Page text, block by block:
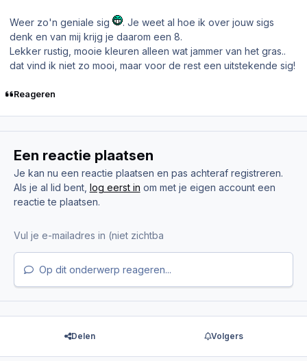
Weer zo'n geniale sig
. Je weet al hoe ik over jouw sigs
denk en van mij krijg je daarom een 8.
Lekker rustig, mooie kleuren alleen wat jammer van het gras..
dat vind ik niet zo mooi, maar voor de rest een uitstekende sig!
Reageren
Een reactie plaatsen
Je kan nu een reactie plaatsen en pas achteraf registreren.
Als je al lid bent, log eerst in om met je eigen account een
reactie te plaatsen.
Op dit onderwerp reageren...
Delen Volgers